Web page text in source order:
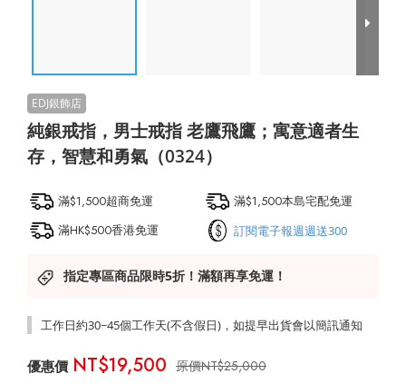
純銀戒指，男士戒指 老鷹飛鷹；寓意適者生
存，智慧和勇氣（0324）
滿$1,500超商免運
滿$1,500本島宅配免運
滿HK$500香港免運
訂閱電子報週週送300
指定專區商品限時5折！滿額再享免運！
工作日約30~45個工作天(不含假日)，如提早出貨會以簡訊通知
NT$25,000
NT$19,500